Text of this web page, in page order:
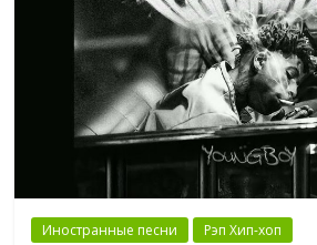
Иностранные песни Рэп Хип-хоп